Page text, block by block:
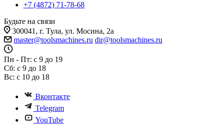
+7 (4872) 71-78-68
Будьте на связи
300041, г. Тула, ул. Мосина, 2а
master@toolsmachines.ru dir@toolsmachines.ru
Пн - Пт: с 9 до 19
Сб: с 9 до 18
Вс: с 10 до 18
Вконтакте
Telegram
YouTube